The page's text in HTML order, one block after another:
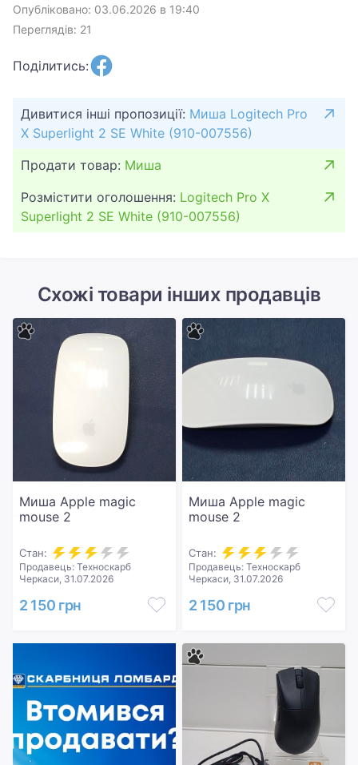
Опубліковано: 03.06.2026 в 19:40
Переглядів: 21
Поділитись:
Дивитися інші пропозиції: Миша Logitech Pro
X Superlight 2 SE White (910-007556)
Продати товар: Миша
Розмістити оголошення: Logitech Pro X
Superlight 2 SE White (910-007556)
Схожі товари інших продавців
Миша Apple magic
mouse 2
Стан:
Продавець: Техноскарб
Черкаси, 31.07.2026
2 150 грн
Миша Apple magic
mouse 2
Стан:
Продавець: Техноскарб
Черкаси, 31.07.2026
2 150 грн